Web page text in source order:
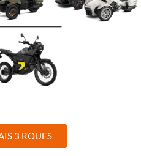
3 ROUES